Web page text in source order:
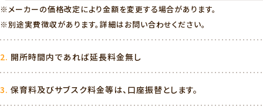
※メーカーの価格改定により金額を変更する場合があります。
※別途実費徴収があります。詳細はお問い合わせください。
開所時間内であれば延長料金無し
保育料及びサブスク料金等は、口座振替とします。